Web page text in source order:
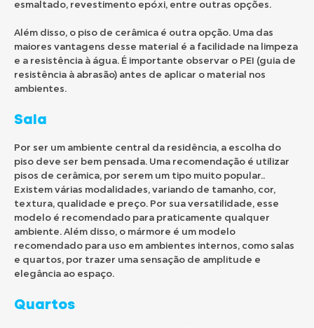
esmaltado, revestimento epóxi, entre outras opções.
Além disso, o piso de cerâmica é outra opção. Uma das
maiores vantagens desse material é a facilidade na limpeza
e a resistência à água. É importante observar o PEI (guia de
resistência à abrasão) antes de aplicar o material nos
ambientes.
Sala
Por ser um ambiente central da residência, a escolha do
piso deve ser bem pensada. Uma recomendação é utilizar
pisos de cerâmica, por serem um tipo muito popular..
Existem várias modalidades, variando de tamanho, cor,
textura, qualidade e preço. Por sua versatilidade, esse
modelo é recomendado para praticamente qualquer
ambiente. Além disso, o mármore é um modelo
recomendado para uso em ambientes internos, como salas
e quartos, por trazer uma sensação de amplitude e
elegância ao espaço.
Quartos